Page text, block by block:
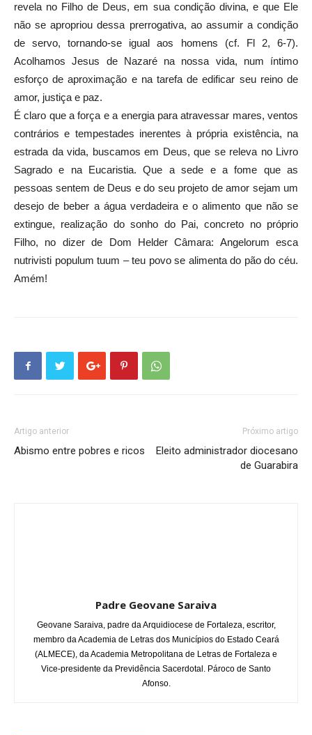
revela no Filho de Deus, em sua condição divina, e que Ele
não se apropriou dessa prerrogativa, ao assumir a condição
de servo, tornando-se igual aos homens (cf. Fl 2, 6-7).
Acolhamos Jesus de Nazaré na nossa vida, num íntimo
esforço de aproximação e na tarefa de edificar seu reino de
amor, justiça e paz.
É claro que a força e a energia para atravessar mares, ventos
contrários e tempestades inerentes à própria existência, na
estrada da vida, buscamos em Deus, que se releva no Livro
Sagrado e na Eucaristia. Que a sede e a fome que as
pessoas sentem de Deus e do seu projeto de amor sejam um
desejo de beber a água verdadeira e o alimento que não se
extingue, realização do sonho do Pai, concreto no próprio
Filho, no dizer de Dom Helder Câmara: Angelorum esca
nutrivisti populum tuum – teu povo se alimenta do pão do céu.
Amém!
Artigo anterior
Abismo entre pobres e ricos
Próximo artigo
Eleito administrador diocesano
de Guarabira
Padre Geovane Saraiva
Geovane Saraiva, padre da Arquidiocese de Fortaleza, escritor,
membro da Academia de Letras dos Municípios do Estado Ceará
(ALMECE), da Academia Metropolitana de Letras de Fortaleza e
Vice-presidente da Previdência Sacerdotal. Pároco de Santo
Afonso.